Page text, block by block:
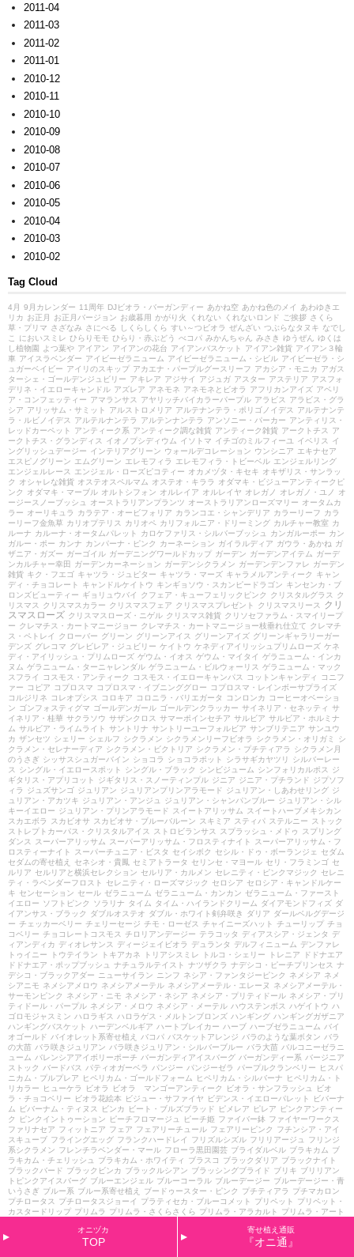
2011-04
2011-03
2011-02
2011-01
2010-12
2010-11
2010-10
2010-09
2010-08
2010-07
2010-06
2010-05
2010-04
2010-03
2010-02
Tag Cloud
4月 9月カレンダー 11周年 DJビオラ・バーガンディー あかね空 あかね色のメイ
あわゆきエ
リカ お正月 お正月バージョン お歳暮用 かがり火 くれない くれないロンド ご挨拶 さくら
草・プリマ さざなみ さにべる しくらしくら すい～つビオラ ぜんざい つぶらなタヌキ なでし
こ
においスミレ ひらりモモ ひらり・赤ぶどう べコパ みかんちゃん みさき ゆうぜん
ゆくは
し植物園
よつ葉や アイアン アイアンの花台 アイアンバスケット アイアン雑貨 アイアン３輪
車 アイスラベンダー アイビーゼラニューム アイビーゼラニューム・シビル アイビーゼラ・シ
ュガーベイビー アイリのスキップ アカエナ・パープルグースリーフ アカシア・モニカ アガス
ターシェ・ゴールデンジュビリー アキレア アジサイ アジュガ アスター アステリア アスフォ
デリネ・イエローキャンドル アズレア アネモネ アネモネとビオラ アフリカンアイズ アベリ
ア・コンフェッティー アマランサス アヤリッチバイカラーパープル アラビス
アラビス・グラ
シア アリッサム・サミット アルストロメリア アルテナンテラ・ポリゴノイデス
アルテナンテ
ラ・ルビノイデス
アルテルナンテラ アルテンナンテラ アンソニー・パーカー アンティリス・
レッドカーペット
アンティーク系 アンティーク調な雑貨 アンティーク雑貨 アークトチス
ア
ークトチス・グランディス
イオノプシディウム イソトマ イチゴのミルフィーユ イベリス
イ
ングリッシュデージー インテリアグリーン ウォールデコレーション ウンシニア エキナセア
エスピノグリーン エムグリーン エレモフィラ エレモフィラ・トビーベル エンジェルリング
エンジェルレース
エンジェル・ローズピコティー オカメヅタ・キセキ オキザリス・サンラッ
ク
オシャレな雑貨 オステオスペルマム オステオ・キララ
オダマキ・ビジューアンティークピ
ンク
オダマキ・マーブル オルトシフォン オルレイア オルレイヤ オレガノ オレガノ・ユノ
オ
ージースノーブッシュ
オーストラリアンプランツ オーストラリアンローズマリー オータムカ
ラー オーリキュラ カラテア・オービフォリア カランコエ・シャンデリア カラーリーフ カラ
ーリーフ金魚草 カリオプテリス カリオペ カリフォルニア・ドリーミング カルチャー教室 カ
ルーナ カルーナ・オータムパレット カロケファリス・シルバーブッシュ カンガルーポー カン
ガルー・ポー カンナ カンパーナ・ピンク カーネーション ガイラルディア ガウラ・あかね ガ
ザニア・ガズー ガーゴイル ガーデニングワールドカップ ガーデン ガーデンアイテム ガーデ
ンカルチャー幸田
ガーデンカーネーション ガーデンシクラメン ガーデンデンファレ ガーデン
雑貨 キク・フエゴ キャツラ・ジュピター キャツラ・マーズ キャラメルアンティーク
キャン
ディ・チョコレート
キャンドルケイトウ キンギョソウ・スカンピードラゴン キンセンカ・ブ
ロンズビューティー ギョリュウバイ クフェア・キューフェリックピンク クリスタルグラス
ク
リスマス
クリスマスカラー クリスマスフェア クリスマスプレゼント クリスマスリース
クリ
スマスローズ クリスマスローズ・ニゲル クリスマス雑貨 クリソセファラム・スマイリープ
ー クレマチス・カートマニージョー クレマチス・カートマニージョー枝垂れ仕立て クレマチ
ス・ペトレイ
クローバー グリーン グリーンアイス グリーンアイズ グリーンギャラリーガー
デンズ グレコマ グレビレア・ジュビリー ケイトウ ケネディアイリッシュプリムローズ ケネ
ディ・アイリッシュ・プリムローズ ゲウム・イオス ゲウム・マイタイ ゲラニューム・インカ
ヌム ゲラニューム・ターニャレンダル ゲラニューム・ビルウォーリス ゲラニューム・マック
スフライ
コスモス・アンティーク コスモス・イエローキャンパス コットンキャンディ
コニフ
ァー
コピア コプロスマ コプロスマ・イブニンググロー
コプロスマ・レインボーサプライズ
コルジリネ
コレオプシス コロキア コロニラ・バリエガータ コンロンカ
コーヒーオベーショ
ン ゴンフォスティグマ ゴールデンガール ゴールデンクラッカー サイネリア・セネッティ サ
イネリア・桂華 サクラソウ サザンクロス サマーポインセチア サルビア サルビア・ホルミナ
ム サルビア・ライムライト サントリナ サントリーユーフォルビア サンブリテニア サンユウ
カ ザンセツ シェリー シェルフ シクラメン シクラメンリーフビオラ シクラメン・オリガミ
シ
クラメン・セレナーディア シクラメン・ビクトリア シクラメン・プチティアラ
シクラメン月
のうさぎ シッサスシュガーバイン ショコラ ショコラポット シラサギカヤツリ
シルバーレー
ス
シングル・イエロースポット シングル・ブラック シンビジューム シンフォリカルポス
ジ
ギタリス・アプリコット
ジギタリス・スノーティンプル ジニア ジニア・プチランド ジプソフ
ィラ
ジュズサンゴ ジュリアン ジュリアンプリンアラモード ジュリアン・しあわせリング ジ
ュリアン・アカツキ ジュリアン・アンジュ ジュリアン・シャンパンブルー ジュリアン・シル
キーイエロー ジュリアン・プリンアラモード スイートアリッサム
スイートハーブメキシカン
スカエボラ
スカビオサ スカビオサ・ブルーバルーン スキミア スティパ ステルニー
ストック
ストレプトカーパス・クリスタルアイス
ストロビランサス スプラッシュ・メドゥ
スプリング
ダンス
スーパーアリッサム スーパーアリッサム・フロスティナイト
スーパーアリッサム・フ
ロスティーナイト
スーパーチュニア・ビスタ セイシボク セシル・ドゥ・ボーランジェ
セダム
セダムの寄せ植え
セネシオ・貴鳳 セミアトラータ セリンセ・マヨール セリ・フラミンゴ セ
ルリア セルリアと横浜セレクション セルリア・カルメン セレニティ・ピンクマジック
セレニ
ティ・ラベンダーフロスト
セレニティ・ローズマジック セロシア セロシア・キャンドルケー
キ センセーション セール ゼラニューム ゼラニューム・カンカン ゼラニューム・ファースト
イエロー ソフトピンク ソラリナ タイム タイム・ハイランドクリーム ダイアモンドフィズ ダ
イアンサス・ブラック
ダブルオステオ ダブル・ホワイト剣弁咲き ダリア ダールベルグデージ
ー チェッカーベリー チェリーセージ チモ・ローゼス チャイニーズハット チューリップ チョ
コベリー チョコレートコスモス チロリアンデージー テラコッタ ディアスシア・ジェンタ
デ
ィアンディカ ディオレサンス ディージェイビオラ デュランタ デルフィニューム デンファレ
トゥイニー
トウテイラン トキアカネ トリアシスミレ トルコ・シェリー トレニア
ドドナエア
ドドナエア・ポップブッシュ
ナチュラルテイスト ナツザクラ ナデシコ・ピーチプリンセス ナ
デシコ・ブラックアダー
ニューサイラン ニンフ ネシア・ファンタジーピンク ネメシア ネメ
シアニモ ネメシアメロウ ネメシアメーテル ネメシアメーテル・エレーヌ
ネメシアメーテル・
サーモンピンク
ネメシア・ニモ ネメシア・ネシア ネメシア・プリティドール ネメシア・プリ
ティドール・パープル ネメシア・メロウ ネメシア・メーテル ハウステンボス ハゲイトウ ハ
ゴロモジャスミン ハロラギス ハロラゲス・メルトンブロンズ ハンギング ハンギングガザニア
ハンギングバスケット
ハーデンベルギア ハートブレイカー ハーブ ハーブゼラニューム バイ
オゴールド バイオレット系寄せ植え バコパ バスケットアレンジ バラのような葉ボタン バラ
の大苗 バラ咲きジュリアン バラ咲きジュリアン・シルバーブルー バラ大苗 バルコニーゼラニ
ューム バレンシアアイボリーポーチ バーガンディアイスバーグ バーガンディー系 バージニア
ストック
バードバス パティオガーベラ パンジー パンジーゼラ パープルクランベリー
ヒスパ
ニカム・プルプレア
ヒペリカム・ゴールドフォーム ヒペリカム・シルバーナ
ヒペリカム・ト
リカラー
ヒューケラ ビオラ ビオラ マンゴーアンティーク ビオラ・サンフラッシュ
ビオ
ラ・チョコベリー
ビオラ花絵本 ビジュー・サファイヤ ビデンス・イエローパレット
ビバーナ
ム
ビバーナム・ティヌス ビンカ ビート・ブルズブラッド ピメレア ピレア
ピンクアンティー
ク
ピンクイントゥーション ピーチフロマージュ ピーチ姫 ファイバー鉢 ファイヤーワークス
ファリナセア フィットニア フェア フェアリーチュール フェアリーピンク
フチンシア・アイ
スキューブ フライングエッグ フランクハードレイ フリズルシズル フリリアージュ
フリンジ
系シクラメン フレンチラベンダー・マール フローラ黒田園芸 ブライダルベル ブラキカム ブ
ラキカム・チェリッシュ
ブラキカム・ホワイティ ブラスコ ブラックダリア ブラックナイト
ブラックバード ブラックビンカ ブラックルシアン ブラッシングブライド ブリキ ブリリアン
トピンクアイスバーグ ブルーエンジェル ブルーコーラル ブルーデージー ブルーデージー・青
いうさぎ ブルー系 ブルー系寄せ植え ブードゥースター・ピンク プチティアラ
プチマカロン
プチロータス
プチロータスジョーイ プラティセカ・ブルーコメット プリペット
プリペット・
カスタードリップ プリムラ プリムラ・さくらさくら プリムラ・アラカルト
プリムラ・アート
プリムラ・ブルースプラッシュ プルマージュ・ウェーブピンク
プレクトランサス プレミアム プレミアムシクラメン プレミアム・ジュ
オニヅカ
TOP
寄せ植え通販
『オニ通』